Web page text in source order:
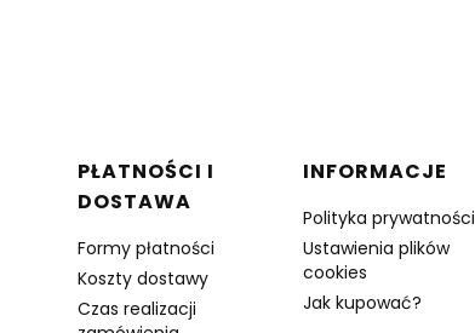
PŁATNOŚCI I
DOSTAWA
Formy płatności
Koszty dostawy
Czas realizacji
INFORMACJE
Polityka prywatności
Ustawienia plików
cookies
Jak kupować?